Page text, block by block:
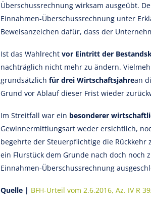
Überschussrechnung wirksam ausgeübt.
Einnahmen-Überschussrechnung unter
Beweisanzeichen dafür, dass der
Ist das Wahlrecht vor Eintritt der
nachträglich nicht mehr zu ändern.
grundsätzlich für drei Wirtschaftsjahrean
Grund vor Ablauf dieser Frist wieder
Im Streitfall war ein besonderer
Gewinnermittlungsart weder ersichtlich,
begehrte der Steuerpflichtige die Rückkehr
ein Flurstück dem Grunde nach doch noch
Einnahmen-Überschussrechnung
Quelle | BFH-Urteil vom 2.6.2016, Az. IV R